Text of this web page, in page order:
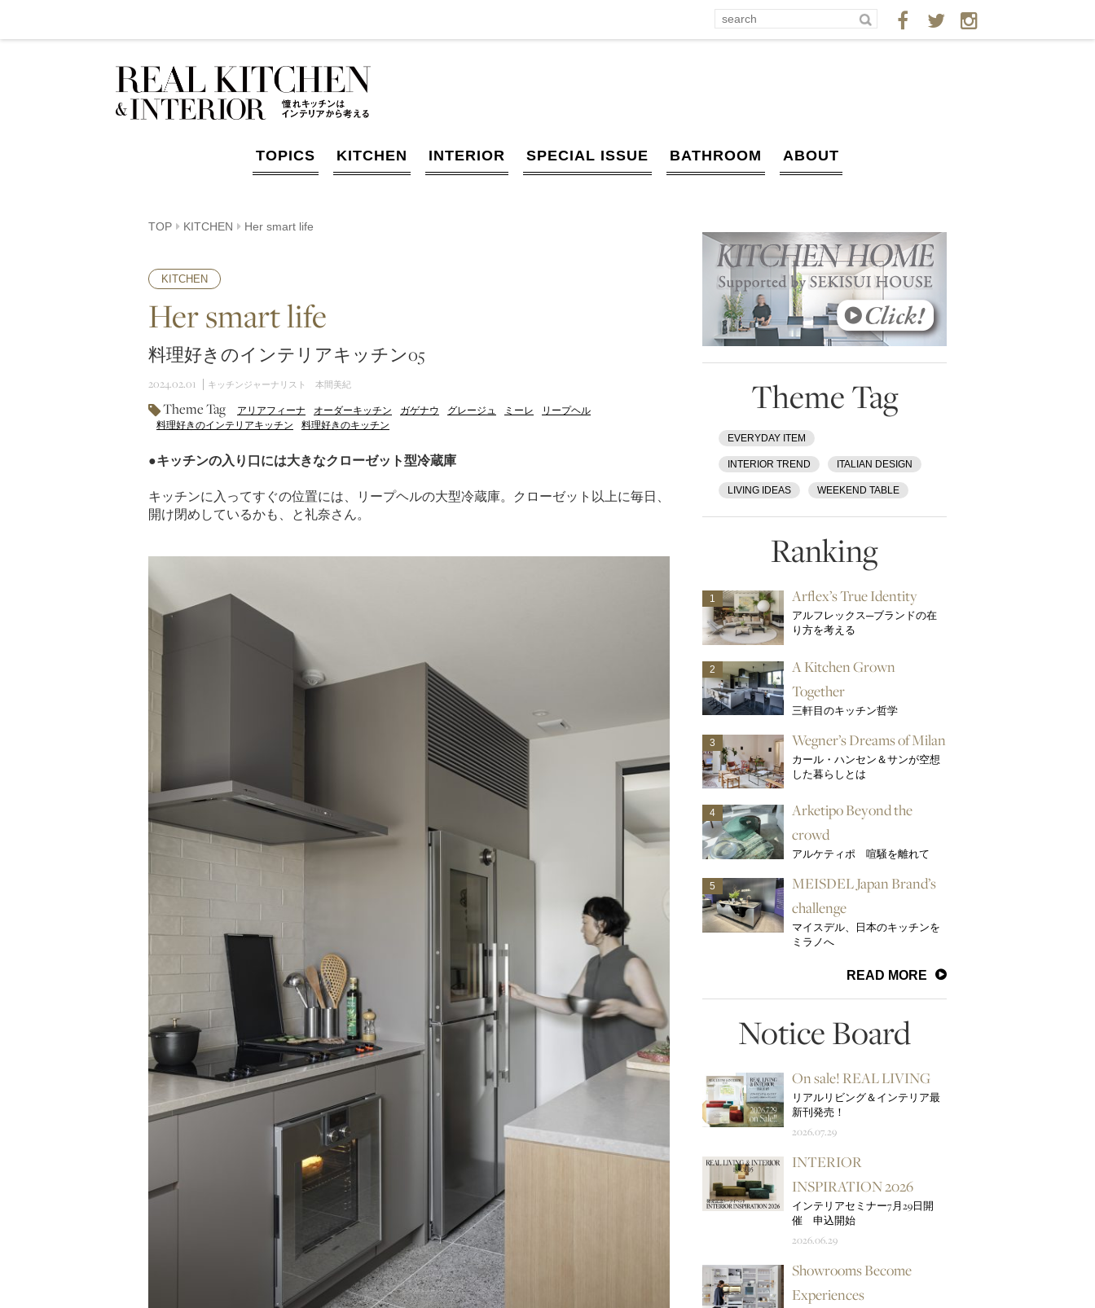
TOPICS KITCHEN INTERIOR SPECIAL ISSUE BATHROOM ABOUT
TOP KITCHEN Her smart life
KITCHEN
Her smart life
料理好きのインテリアキッチン05
2024.02.01 キッチンジャーナリスト 本間美紀
Theme Tag アリアフィーナ オーダーキッチン ガゲナウ グレージュ ミーレ
リープヘル
料理好きのインテリアキッチン
料理好きのキッチン
●キッチンの入り口には大きなクローゼット型冷蔵庫
キッチンに入ってすぐの位置には、リープヘルの大型冷蔵庫。クローゼット以上に毎日、
開け閉めしているかも、と礼奈さん。
Theme Tag
EVERYDAY ITEM
INTERIOR TREND ITALIAN DESIGN
LIVING IDEAS WEEKEND TABLE
Ranking
1 Arflex’s True Identity
アルフレックス─ブランドの在
り方を考える
2
A Kitchen Grown
Together
三軒目のキッチン哲学
3 Wegner’s Dreams of Milan
カール・ハンセン＆サンが空想
した暮らしとは
4
Arketipo Beyond the
crowd
アルケティポ 喧騒を離れて
5
MEISDEL Japan Brand’s
challenge
マイスデル、日本のキッチンを
ミラノへ
READ MORE
Notice Board
On sale! REAL LIVING
リアルリビング＆インテリア最
新刊発売！
2026.07.29
INTERIOR
INSPIRATION 2026
インテリアセミナー7月29日開
催 申込開始
2026.06.29
Showrooms Become
Experiences